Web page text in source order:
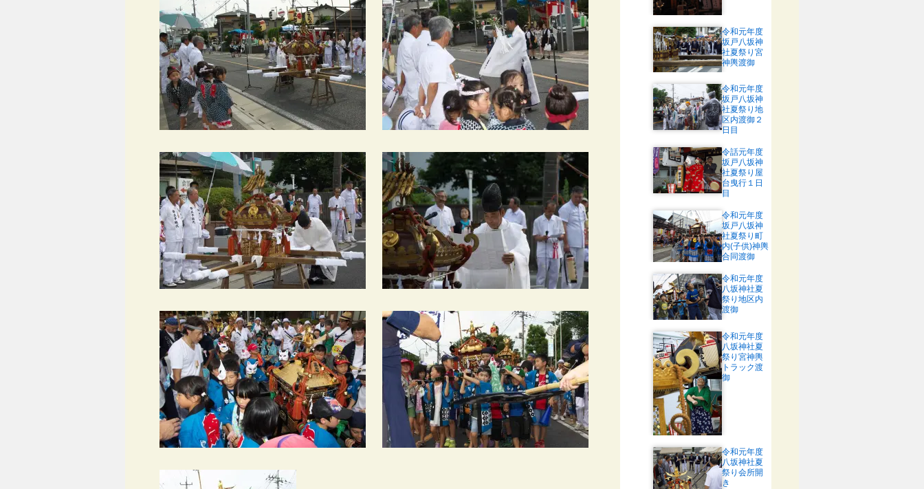
令和元年度
坂戸八坂神
社夏祭り宮
神輿渡御
令和元年度
坂戸八坂神
社夏祭り地
区内渡御２
日目
令話元年度
坂戸八坂神
社夏祭り屋
台曳行１日
目
令和元年度
坂戸八坂神
社夏祭り町
内(子供)神輿
合同渡御
令和元年度
八坂神社夏
祭り地区内
渡御
令和元年度
八坂神社夏
祭り宮神輿
トラック渡
御
令和元年度
八坂神社夏
祭り会所開
き